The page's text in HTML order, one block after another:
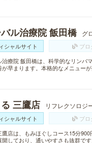
ル治療院 飯田橋 グ
シャルサイト
ブロ
治療院 飯田橋は、科学的なリンパ
早まります。本格的なメニューが
三鷹店 リフレクソロジ
シャルサイト
ブロ
鷹店は、もみほぐしコース15分
しており、通いやすさも抜群です